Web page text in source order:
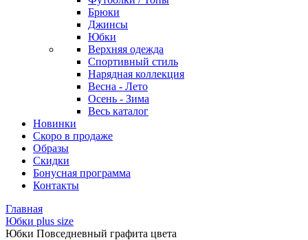
Брюки
Джинсы
Юбки
Верхняя одежда
Спортивный стиль
Нарядная коллекция
Весна - Лето
Осень - Зима
Весь каталог
Новинки
Скоро в продаже
Образы
Скидки
Бонусная программа
Контакты
Главная
Юбки plus size
Юбки Повседневный графита цвета